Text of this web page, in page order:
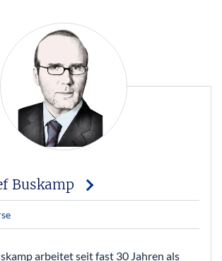
Buskamp
arbeitet seit fast 30 Jahren als